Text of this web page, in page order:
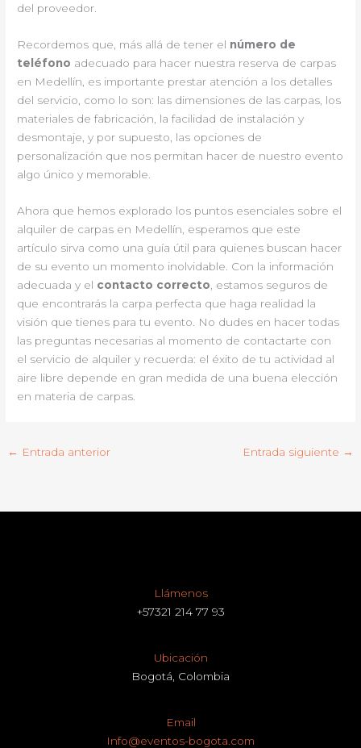
del proveedor.
Recordemos que, más allá de tener el número de
teléfono adecuado para hacer nuestra reserva de carpas
en Medellín, es importante prestar atención a los detalles
del servicio, como lo son: las dimensiones de las carpas, los
materiales de fabricación, la facilidad de instalación y
desmontaje, y por supuesto, las opciones de
personalización que nos permitan hacer de nuestro evento
algo único y memorable.
Ahora que hemos explorado los puntos esenciales sobre el
alquiler de carpas en Medellín, esperamos que este
artículo sirva como una guía útil para quienes buscan hacer
de su evento un momento inolvidable. Con la información
adecuada y el contacto correcto , estamos seguros de
que encontrarás la carpa perfecta que haga realidad la
visión que tienes para tu evento. No dudes en hacer todas
las preguntas necesarias al momento de contactarte con
el servicio de alquiler y recuerda: el éxito de tu actividad al
aire libre depende en gran medida de una buena elección
en materia de carpas.
← Entrada anterior Entrada siguiente →
Llámenos
+57321 214 77 93
Ubicación
Bogotá, Colombia
Email
Info@eventos-bogota.com